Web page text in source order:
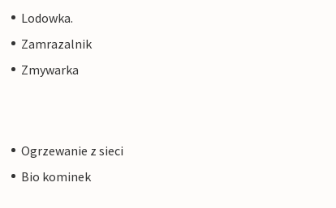
Lodowka.
Zamrazalnik
Zmywarka
Ogrzewanie z sieci
Bio kominek